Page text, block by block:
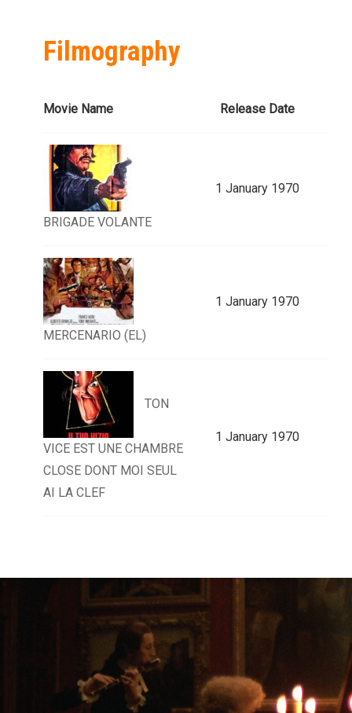
Filmography
Movie Name Release Date
BRIGADE VOLANTE
1 January 1970
MERCENARIO (EL)
1 January 1970
TON
VICE EST UNE CHAMBRE
CLOSE DONT MOI SEUL
AI LA CLEF
1 January 1970